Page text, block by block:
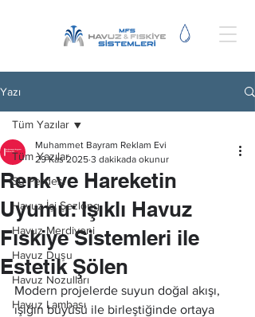
Yazı
Tüm Yazılar
Su Perdesi
Havuz İçi Şezlong
Havuz Merdiveni
Havuz Duşu
Havuz Nozulları
Havuz Lambası
Tüm Yazılar
Renk ve Hareketin
Uyumu: Işıklı Havuz
Fıskiye Sistemleri ile
Estetik Şölen
Muhammet Bayram Reklam Evi
29 Kas 2025 3 dakikada okunur
Modern projelerde suyun doğal akışı,
ışığın büyüsü ile birleştiğinde ortaya